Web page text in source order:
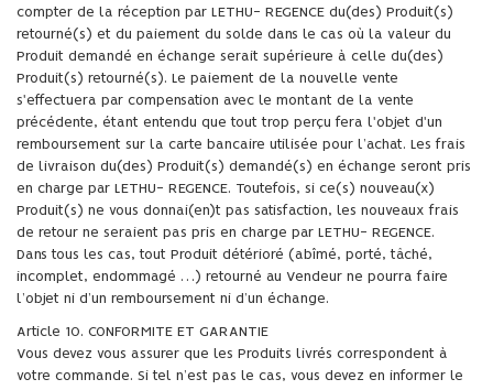
compter de la réception par LETHU- REGENCE du(des) Produit(s)
retourné(s) et du paiement du solde dans le cas où la valeur du
Produit demandé en échange serait supérieure à celle du(des)
Produit(s) retourné(s). Le paiement de la nouvelle vente
s'effectuera par compensation avec le montant de la vente
précédente, étant entendu que tout trop perçu fera l'objet d'un
remboursement sur la carte bancaire utilisée pour l’achat. Les frais
de livraison du(des) Produit(s) demandé(s) en échange seront pris
en charge par LETHU- REGENCE. Toutefois, si ce(s) nouveau(x)
Produit(s) ne vous donnai(en)t pas satisfaction, les nouveaux frais
de retour ne seraient pas pris en charge par LETHU- REGENCE.
Dans tous les cas, tout Produit détérioré (abîmé, porté, tâché,
incomplet, endommagé …) retourné au Vendeur ne pourra faire
l’objet ni d’un remboursement ni d’un échange.
Article 10. CONFORMITE ET GARANTIE
Vous devez vous assurer que les Produits livrés correspondent à
votre commande. Si tel n’est pas le cas, vous devez en informer le